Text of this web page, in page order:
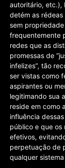
autoritário, etc.),
detém as rédeas
sem
frequentemente
redes que as
promessas de
infelizes”, tão
ser vistas como
aspirantes ou
legitimando sua
reside em como
influência
público e que os
efetivos,
perpetuação de
qualquer